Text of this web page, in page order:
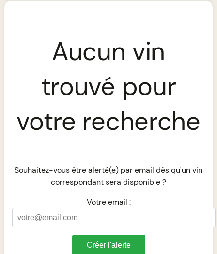
Aucun vin
trouvé pour
votre recherche
Souhaitez-vous être alerté(e) par email dès qu'un vin
correspondant sera disponible ?
Votre email :
Créer l'alerte